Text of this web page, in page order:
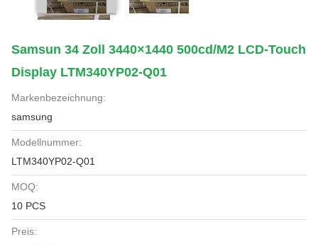
Samsun 34 Zoll 3440×1440 500cd/m2 LCD-Touch
Display LTM340YP02-Q01
Markenbezeichnung:
samsung
Modellnummer:
LTM340YP02-Q01
MOQ:
10 PCS
Preis: